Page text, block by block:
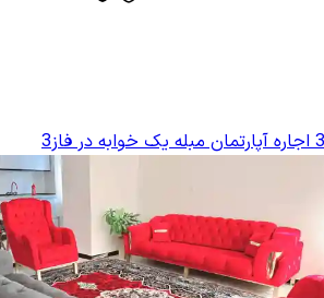
اجاره آپارتمان مبله یک خوابه در فاز3